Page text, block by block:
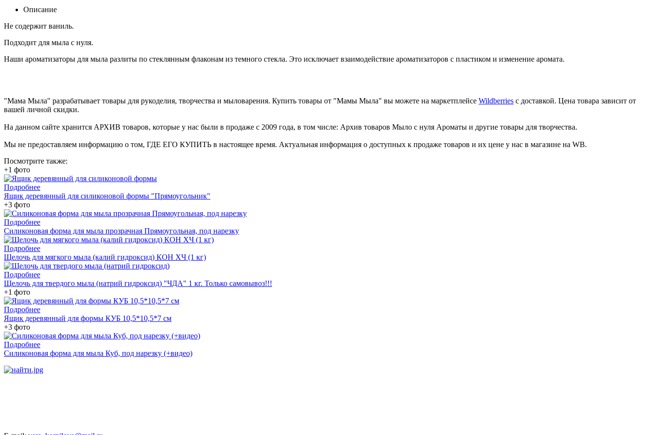
Описание
Не содержит ваниль.
Подходит для мыла с нуля.
Наши ароматизаторы для мыла разлиты по стеклянным флаконам из темного стекла. Это исключает взаимодействие ароматизаторов с пластиком и изменение аромата.
"Мама Мыла" разрабатывает товары для рукоделия, творчества и мыловарения. Купить товары от "Мамы Мыла" вы можете на маркетплейсе Wildberries с доставкой. Цена товара зависит от
вашей личной скидки.
На данном сайте хранится АРХИВ товаров, которые у нас были в продаже с 2009 года, в том числе: Архив товаров Мыло с нуля Ароматы и другие товары для творчества.
Мы не предоставляем информацию о том, ГДЕ ЕГО КУПИТЬ в настоящее время. Актуальная информация о доступных к продаже товаров и их цене у нас в магазине на WB.
Посмотрите также:
+1 фото
Подробнее
Ящик деревянный для силиконовой формы "Прямоугольник"
+3 фото
Подробнее
Силиконовая форма для мыла прозрачная Прямоугольная, под нарезку
Подробнее
Щелочь для мягкого мыла (калий гидроксид) КОН ХЧ (1 кг)
Подробнее
Щелочь для твердого мыла (натрий гидроксид) "ЧДА" 1 кг. Только самовывоз!!!
+1 фото
Подробнее
Ящик деревянный для формы КУБ 10,5*10,5*7 см
+3 фото
Подробнее
Силиконовая форма для мыла Куб, под нарезку (+видео)